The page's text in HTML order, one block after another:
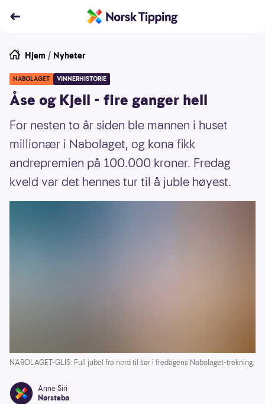
Hjem / Nyheter
NABOLAGET VINNERHISTORIE
Åse og Kjell - fire ganger hell
For nesten to år siden ble mannen i huset
millionær i Nabolaget, og kona fikk
andrepremien på 100.000 kroner. Fredag
kveld var det hennes tur til å juble høyest.
NABOLAGET-GLIS: Full jubel fra nord til sør i fredagens Nabolaget-trekning.
Anne Siri
Nørstebø